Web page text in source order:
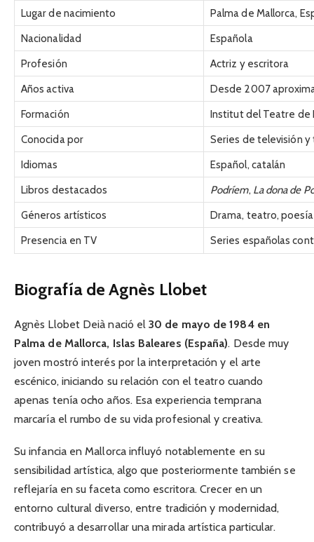
Lugar de nacimiento
Palma de Mallorca,
Nacionalidad
Española
Profesión
Actriz y escritora
Años activa
Desde 2007
Formación
Institut del Teatre de
Conocida por
Series de televisión
Idiomas
Español, catalán
Libros destacados
Podríem, La dona de
Géneros artísticos
Drama, teatro, poesía
Presencia en TV
Series españolas
Biografía de Agnès Llobet
Agnès Llobet Deià nació el30 de mayo de 1984 en
Palma de Mallorca, Islas Baleares (España). Desde muy
joven mostró interés por la interpretación y el arte
escénico, iniciando su relación con el teatro cuando
apenas tenía ocho años. Esa experiencia temprana
marcaría el rumbo de su vida profesional y creativa.
Su infancia en Mallorca influyó notablemente en su
sensibilidad artística, algo que posteriormente también se
reflejaría en su faceta como escritora. Crecer en un
entorno cultural diverso, entre tradición y modernidad,
contribuyó a desarrollar una mirada artística particular.